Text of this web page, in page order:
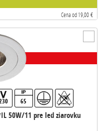
Cena od 19,00 €
65
50W/11 pre led ziarovku